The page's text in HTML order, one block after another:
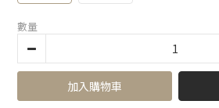
數量
加入購物車